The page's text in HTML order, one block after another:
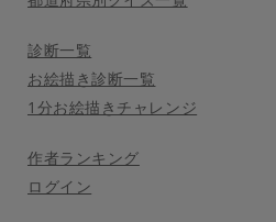
診断一覧
お絵描き診断一覧
1分お絵描きチャレンジ
作者ランキング
ログイン